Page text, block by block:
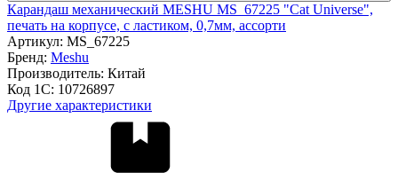
Карандаш механический MESHU MS_67225 "Cat Universe",
печать на корпусе, с ластиком, 0,7мм, ассорти
Артикул: MS_67225
Бренд: Meshu
Производитель: Китай
Код 1С: 10726897
Другие характеристики